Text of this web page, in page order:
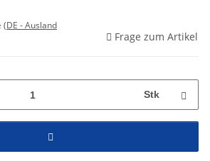
(DE - Ausland
Frage zum Artikel
Stk